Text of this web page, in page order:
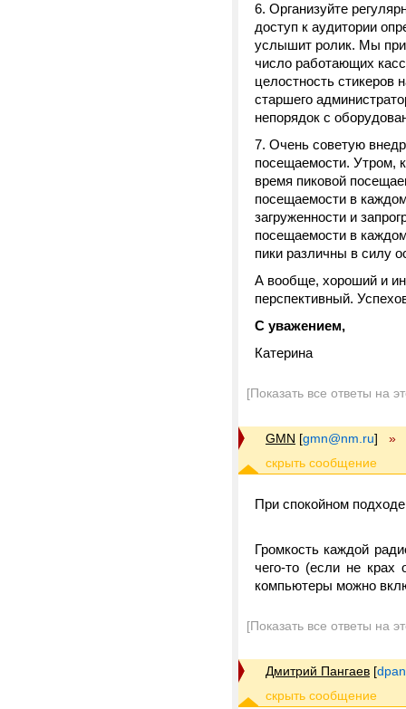
Организуйте
доступ к аудитории
услышит ролик. Мы при
число работающих
целостность стикеров
старшего
непорядок с
Очень советую
посещаемости. Утром,
время пиковой
посещаемости в
загруженности и
посещаемости в
пики различны в силу
А вообще, хороший и
перспективный.
С уважением,
Катерина
[Показать все ответы на
GMN [gmn@nm.ru] »
При спокойном
Громкость каждой
чего-то (если не крах
компьютеры можно
[Показать все ответы на
Дмитрий Пангаев [